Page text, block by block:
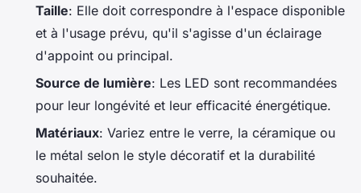
Taille: Elle doit correspondre à l'espace disponible
et à l'usage prévu, qu'il s'agisse d'un éclairage
d'appoint ou principal.
Source de lumière: Les LED sont recommandées
pour leur longévité et leur efficacité énergétique.
Matériaux: Variez entre le verre, la céramique ou
le métal selon le style décoratif et la durabilité
souhaitée.